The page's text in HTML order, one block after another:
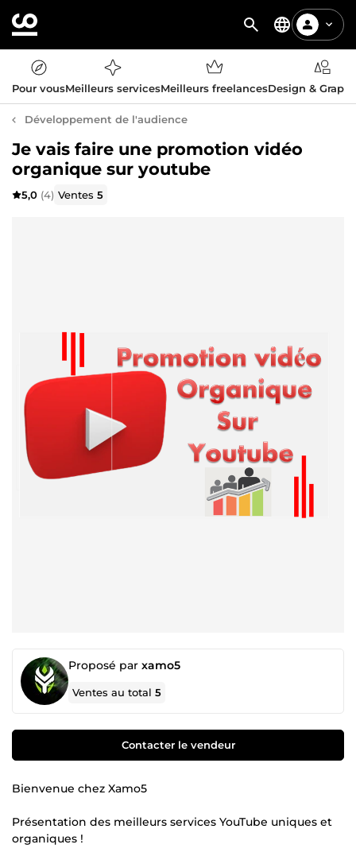
Pour vousMeilleurs servicesMeilleurs freelancesDesign &
Développement de l'audience
Je vais faire une promotion vidéo
organique sur youtube
5,0 (4) Ventes5
Proposé par xamo5
Ventes au total5
Contacter le vendeur
Bienvenue chez Xamo5
Présentation des meilleurs services YouTube uniques et
organiques !